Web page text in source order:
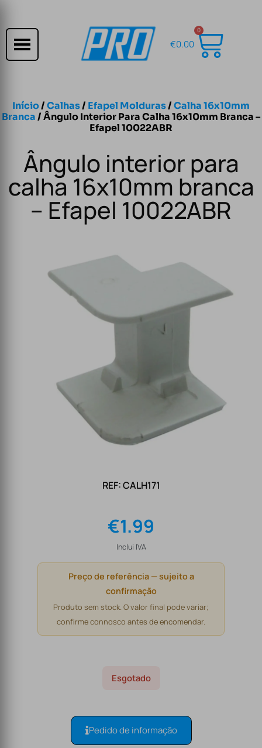
€0.00
0
Início/Calhas/ Efapel Molduras/Calha 16x10mm
Branca/ Ângulo Interior Para Calha 16x10mm Branca –
Efapel 10022ABR
Ângulo interior para
calha 16x10mm branca
– Efapel 10022ABR
REF: CALH171
€1.99
Inclui IVA
Preço de referência — sujeito a
confirmação
Produto sem stock. O valor final pode variar;
confirme connosco antes de encomendar.
Esgotado
Pedido de informação